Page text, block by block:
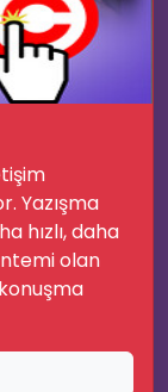
Yazışma
hızlı, daha
olan